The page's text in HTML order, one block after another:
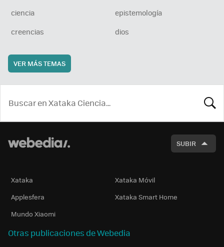
ciencia
epistemología
creencias
dios
VER MÁS TEMAS
SUBIR
Xataka
Xataka Móvil
Applesfera
Xataka Smart Home
Mundo Xiaomi
Otras publicaciones de Webedia